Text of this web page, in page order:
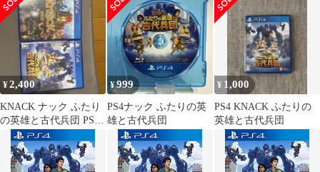
ゲームソフト
¥2,400
KNACK ナック ふたり
の英雄と古代兵団 PS4
ソフト2本セット
¥999
PS4ナック ふたりの英
雄と古代兵団
¥ 1,000
PS4 KNACK ふたりの
英雄と古代兵団